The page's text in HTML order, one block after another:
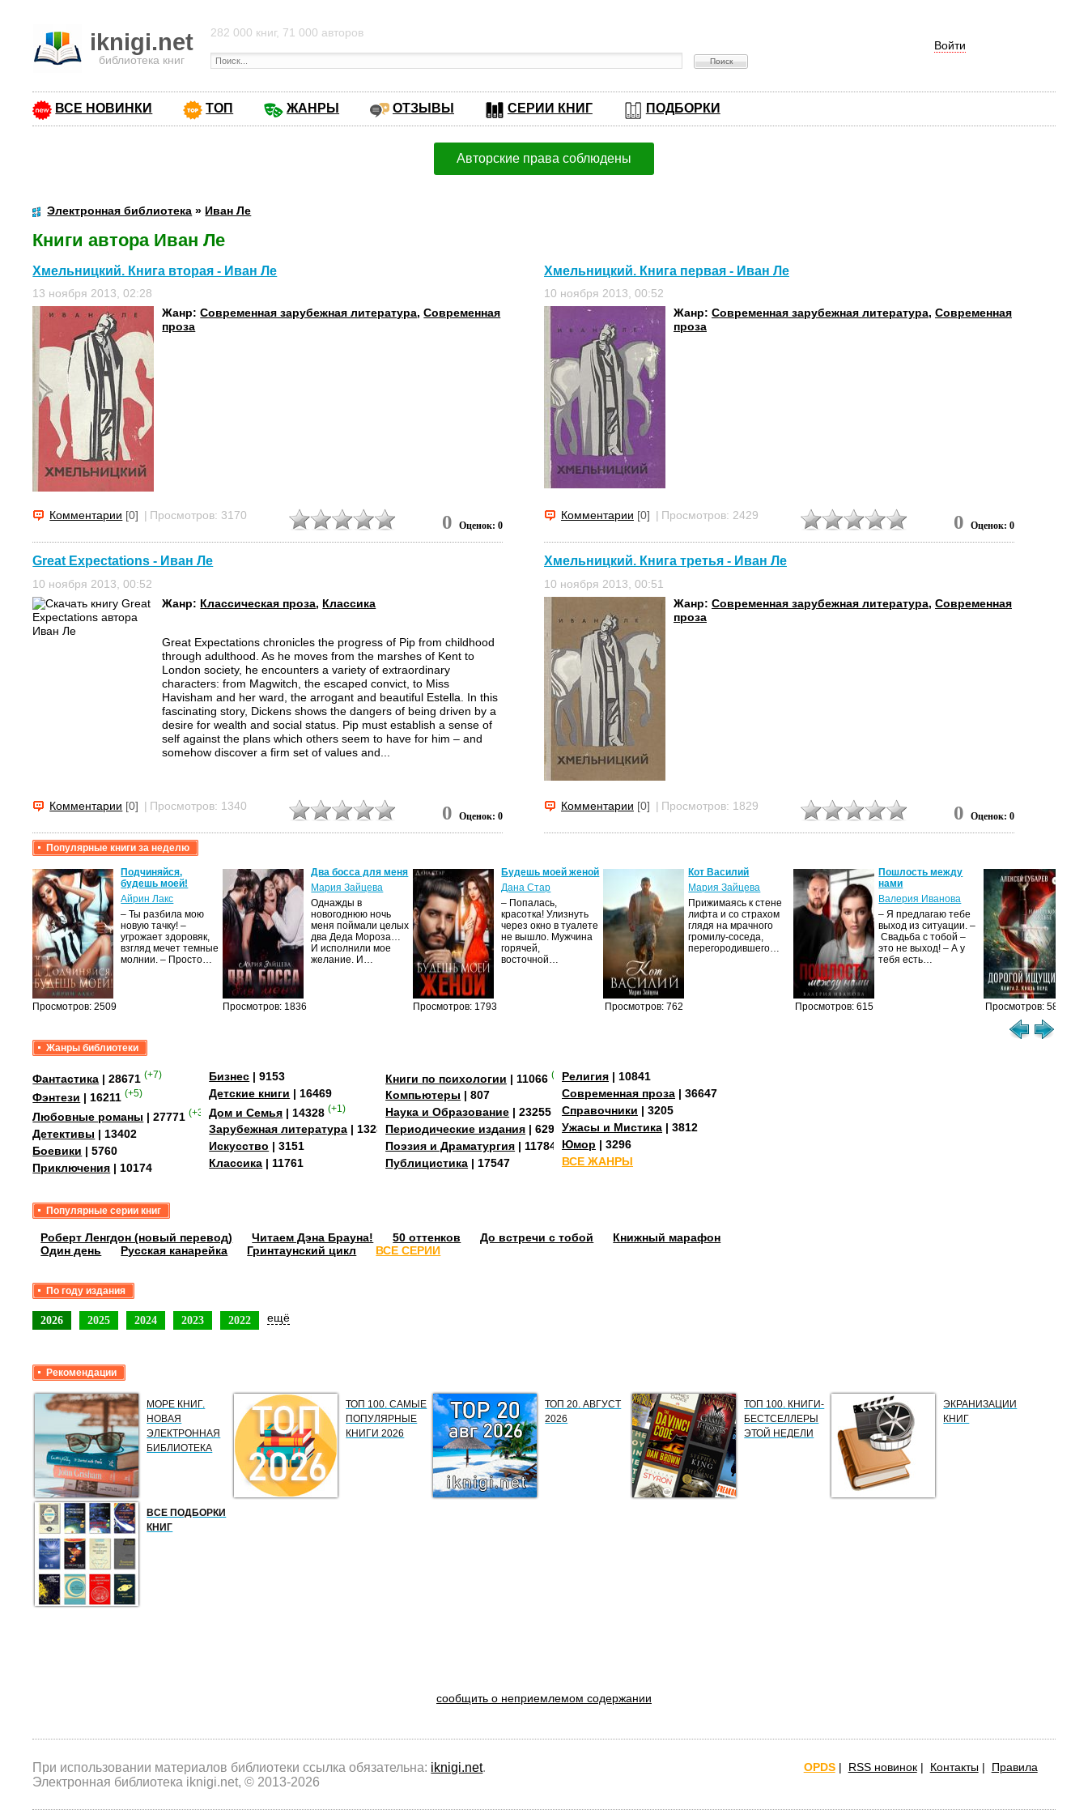
iknigi.net
библиотека книг
Войти
282 000 книг, 71 000 авторов
ВСЕ НОВИНКИ ТОП ЖАНРЫ ОТЗЫВЫ СЕРИИ КНИГ ПОДБОРКИ
Авторские права соблюдены
Электронная библиотека » Иван Ле
Книги автора Иван Ле
Хмельницкий. Книга вторая - Иван Ле
13 ноября 2013, 02:28
Жанр:Современная зарубежная литература,Современная
проза
Комментарии [0] | Просмотров: 3170 0 Оценок: 0
Хмельницкий. Книга первая - Иван Ле
10 ноября 2013, 00:52
Жанр: Современная зарубежная литература, Современная
проза
Комментарии [0] | Просмотров: 2429 0 Оценок: 0
Great Expectations - Иван Ле
10 ноября 2013, 00:52
Жанр: Классическая проза, Классика
Great Expectations chronicles the progress of Pip from childhood
through adulthood. As he moves from the marshes of Kent to
London society, he encounters a variety of extraordinary
characters: from Magwitch, the escaped convict, to Miss
Havisham and her ward, the arrogant and beautiful Estella. In this
fascinating story, Dickens shows the dangers of being driven by a
desire for wealth and social status. Pip must establish a sense of
self against the plans which others seem to have for him – and
somehow discover a firm set of values and...
Комментарии [0] | Просмотров: 1340 0 Оценок: 0
Хмельницкий. Книга третья - Иван Ле
10 ноября 2013, 00:51
Жанр: Современная зарубежная литература, Современная
проза
Комментарии [0] | Просмотров: 1829 0 Оценок: 0
Популярные книги за неделю
Просмотров: 2509
Подчиняйся,
будешь моей!
Айрин Лакс
– Ты разбила мою
новую тачку! –
угрожает здоровяк,
взгляд мечет темные
молнии. – Просто…
Просмотров: 1836
Два босса для меня
Мария Зайцева
Однажды в
новогоднюю ночь
меня поймали целых
два Деда Мороза…
И исполнили мое
желание. И…
Просмотров: 1793
Будешь моей женой
Дана Стар
– Попалась,
красотка! Улизнуть
через окно в туалете
не вышло. Мужчина
горячей,
восточной…
Просмотров: 762
Кот Василий
Мария Зайцева
Прижимаясь к стене
лифта и со страхом
глядя на мрачного
громилу-соседа,
перегородившего…
Просмотров: 615
Пошлость между
нами
Валерия Иванова
– Я предлагаю тебе
выход из ситуации. –
Свадьба с тобой –
это не выход! – А у
тебя есть…
Просмотров: 584
Жанры библиотеки
Фантастика | 28671 (+7)
Фэнтези | 16211 (+5)
Любовные романы | 27771 (+35)
Детективы | 13402
Боевики | 5760
Приключения | 10174
Бизнес | 9153
Детские книги | 16469
Дом и Семья | 14328 (+1)
Зарубежная литература | 13288
Искусство | 3151
Классика | 11761
Книги по психологии | 11066 (+3)
Компьютеры | 807
Наука и Образование | 23255
Периодические издания | 629
Поэзия и Драматургия | 11784
Публицистика | 17547
Религия | 10841
Современная проза | 36647
Справочники | 3205
Ужасы и Мистика | 3812
Юмор | 3296
ВСЕ ЖАНРЫ
Популярные серии книг
Роберт Ленгдон (новый перевод) Читаем Дэна Брауна! 50 оттенков До встречи с тобой
Книжный марафон
Один день
Русская канарейка Гринтаунский цикл ВСЕ СЕРИИ
По году издания
2026 2025 2024 2023 2022 ещё
Рекомендации
МОРЕ КНИГ.
НОВАЯ
ЭЛЕКТРОННАЯ
БИБЛИОТЕКА
ТОП 100. САМЫЕ
ПОПУЛЯРНЫЕ
КНИГИ 2026
ТОП 20. АВГУСТ
2026
ТОП 100. КНИГИ-
БЕСТСЕЛЛЕРЫ
ЭТОЙ НЕДЕЛИ
ЭКРАНИЗАЦИИ
КНИГ
ВСЕ ПОДБОРКИ
КНИГ
сообщить о неприемлемом содержании
При использовании материалов библиотеки ссылка обязательна: iknigi.net.
Электронная библиотека iknigi.net, © 2013-2026
OPDS| RSS новинок| Контакты| Правила